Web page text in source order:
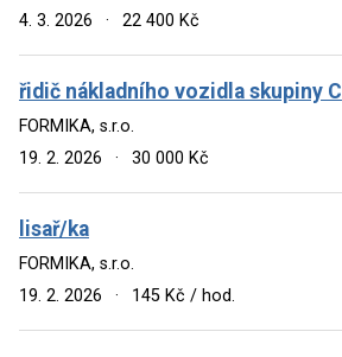
4. 3. 2026
· 22 400 Kč
řidič nákladního vozidla skupiny C
FORMIKA, s.r.o.
19. 2. 2026
· 30 000 Kč
lisař/ka
FORMIKA, s.r.o.
19. 2. 2026
· 145 Kč / hod.